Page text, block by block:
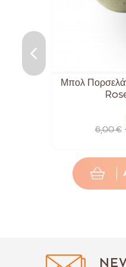
Μπολ
6,00 €